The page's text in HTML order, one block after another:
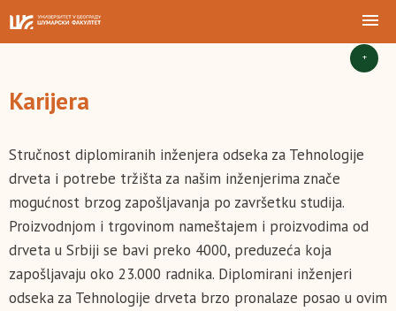
+
Karijera
Stručnost diplomiranih inženjera odseka za Tehnologije
drveta i potrebe tržišta za našim inženjerima znače
mogućnost brzog zapošljavanja po završetku studija.
Proizvodnjom i trgovinom nameštajem i proizvodima od
drveta u Srbiji se bavi preko 4000, preduzeća koja
zapošljavaju oko 23.000 radnika. Diplomirani inženjeri
odseka za Tehnologije drveta brzo pronalaze posao u ovim